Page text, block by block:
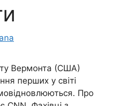
Вермонта (США)
перших у світі
Про